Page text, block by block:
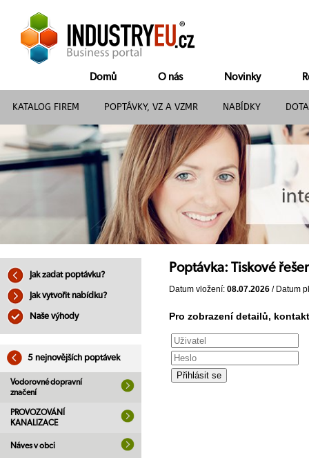
Domů O nás Novinky
KATALOG FIREM POPTÁVKY, VZ A VZMR NABÍDKY
Jak zadat poptávku?
Jak vytvořit nabídku?
Naše výhody
5 nejnovějších poptávek
Vodorovné dopravní
značení
PROVOZOVÁNÍ
KANALIZACE
Náves v obci
Poptávka: Tiskové
Datum vložení: 08.07.2026 / Datum
Pro zobrazení detailů,